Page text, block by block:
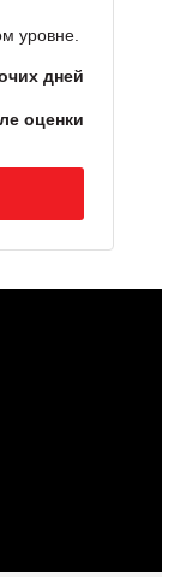
уровне.
дней
оценки